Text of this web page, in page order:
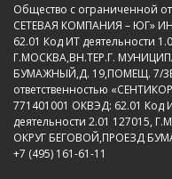
Общество с ограниченной
СЕТЕВАЯ КОМПАНИЯ – ЮГ»
62.01 Код ИТ деятельности
Г.МОСКВА,ВН.ТЕР.Г.
БУМАЖНЫЙ,Д. 19,ПОМЕЩ. 7/
ответственностью
771401001 ОКВЭД: 62.01 Код
деятельности 2.01 127015,
ОКРУГ БЕГОВОЙ,ПРОЕЗД
+7 (495) 161-61-11